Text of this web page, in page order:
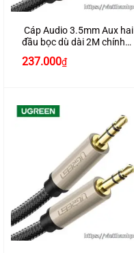
Cáp Audio 3.5mm Aux hai
đầu bọc dù dài 2M chính
hãng Ugreen 40781
237.000₫